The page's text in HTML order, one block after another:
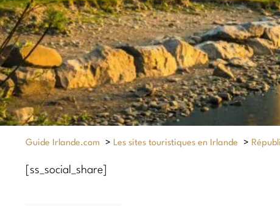
Guide Irlande.com > Les sites touristiques en Irlande >
[ss_social_share]